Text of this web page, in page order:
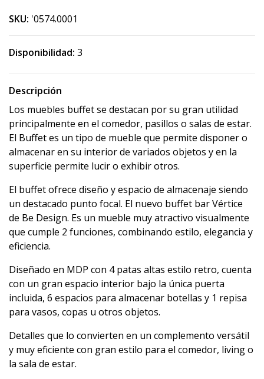
SKU: '0574.0001
Disponibilidad: 3
Descripción
Los muebles buffet se destacan por su gran utilidad
principalmente en el comedor, pasillos o salas de estar.
El Buffet es un tipo de mueble que permite disponer o
almacenar en su interior de variados objetos y en la
superficie permite lucir o exhibir otros.
El buffet ofrece diseño y espacio de almacenaje siendo
un destacado punto focal. El nuevo buffet bar Vértice
de Be Design. Es un mueble muy atractivo visualmente
que cumple 2 funciones, combinando estilo, elegancia y
eficiencia.
Diseñado en MDP con 4 patas altas estilo retro, cuenta
con un gran espacio interior bajo la única puerta
incluida, 6 espacios para almacenar botellas y 1 repisa
para vasos, copas u otros objetos.
Detalles que lo convierten en un complemento versátil
y muy eficiente con gran estilo para el comedor, living o
la sala de estar.